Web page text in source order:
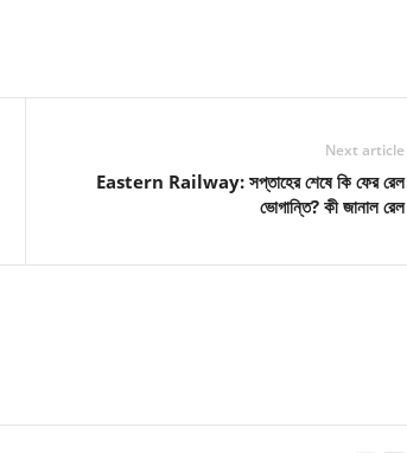
Next article
Eastern Railway: সপ্তাহের শেষে কি ফের রেল
ভোগান্তি? কী জানাল রেল